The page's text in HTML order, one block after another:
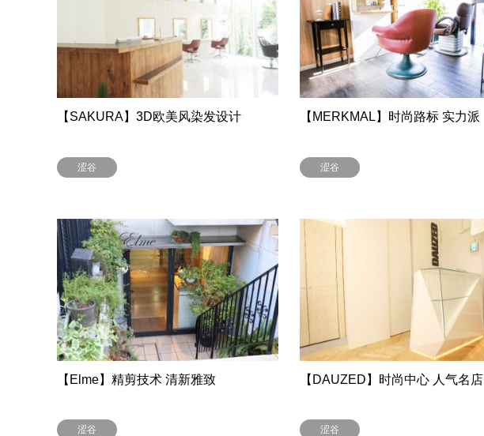
【SAKURA】3D欧美风染发设计
涩谷
【MERKMAL】时尚路标 实力派
涩谷
【Elme】精剪技术 清新雅致
涩谷
【DAUZED】时尚中心 人气名店
涩谷